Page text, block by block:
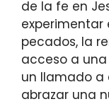
de la fe en
experimentar
pecados, la
acceso a una
un llamado a
abrazar una